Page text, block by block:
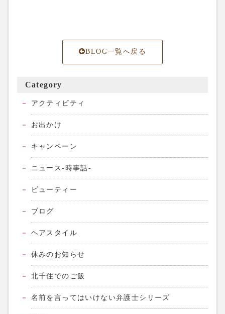
BLOG一覧へ戻る
Category
アクティビティ
お出かけ
キャンペーン
ニュース-時事話-
ビューティー
ブログ
ヘアスタイル
休みのお知らせ
北千住でのご飯
名前を言ってはいけない弁護士シリーズ